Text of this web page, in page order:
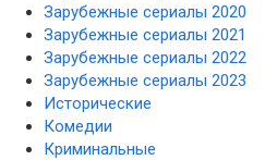
Зарубежные сериалы 2020
Зарубежные сериалы 2021
Зарубежные сериалы 2022
Зарубежные сериалы 2023
Исторические
Комедии
Криминальные